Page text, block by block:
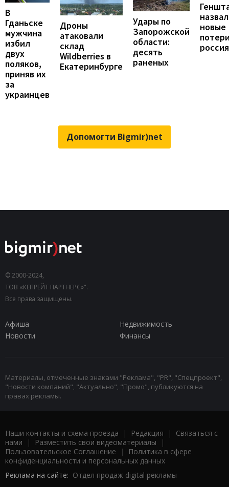
В
Гданьске
мужчина
избил
двух
поляков,
приняв их
за
украинцев
Дроны
атаковали
склад
Wildberries в
Екатеринбурге
Удары по
Запорожской
области:
десять
раненых
назвал
новые
Допомогти Bigmir)net
© 2000-2024,
ТОВ «КЕПРЕЙТ ПАРТНЕРС»".
Все права защищены.
Афиша
Недвижимость
Новости
Финансы
Материалы, отмеченные знаками "Реклама", "PR", "Спецпроект",
"Новости компаний", "Актуально", "Промо", публикуются на
правах рекламы.
Наши контакты и схема проезда | Редакция | Связаться с
нами | Разместить свои видеоматериалы |
Пользовательское Соглашение |
Политика в сфере
конфиденциальности и персональных данных
Реклама на сайте: Отдел продаж digital рекламы